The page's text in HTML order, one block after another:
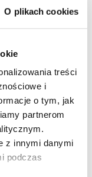
O plikach cookies
treści
i
o tym, jak
partnerom
z innymi danymi
podczas